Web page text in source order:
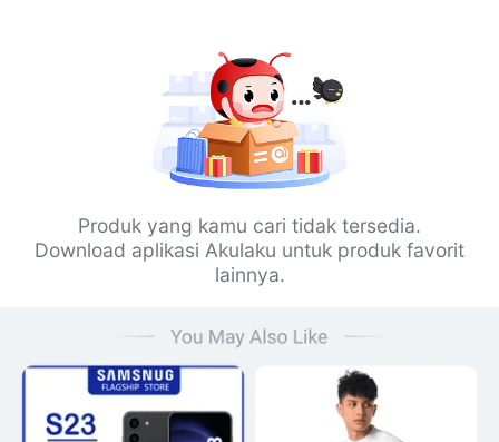
Produk yang kamu cari tidak tersedia.
Download aplikasi Akulaku untuk produk favorit
lainnya.